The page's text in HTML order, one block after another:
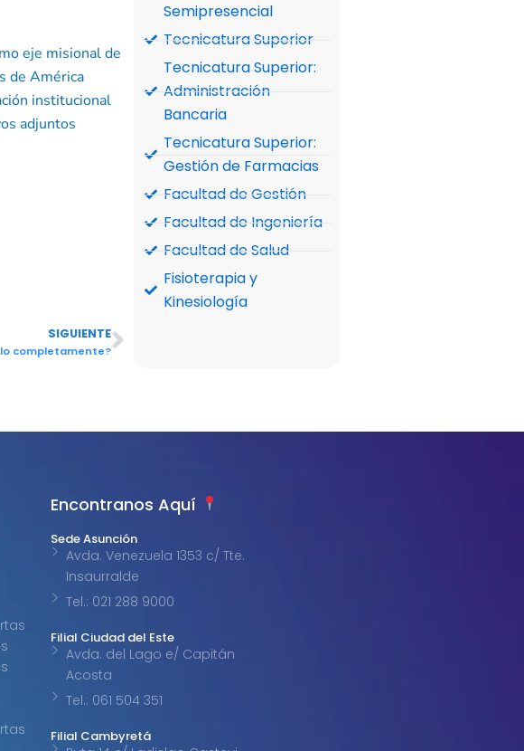
eje misional de
de América
institucional
adjuntos
SIGUIENTE
completamente?Siguiente
Semipresencial
Tecnicatura Superior
Tecnicatura Superior:
Administración
Bancaria
Tecnicatura Superior:
Gestión de Farmacias
Facultad de Gestión
Facultad de Ingeniería
Facultad de Salud
Fisioterapia y
Kinesiología
Encontranos Aquí
Sede Asunción
Avda. Venezuela 1353 c/ Tte.
Insaurralde
Tel.: 021 288 9000
Filial Ciudad del Este
Avda. del Lago e/ Capitán
Acosta
Tel.: 061 504 351
Filial Cambyretá